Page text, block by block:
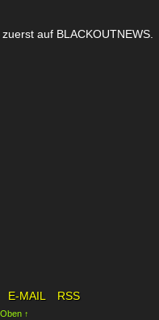
auf BLACKOUTNEWS.
E-MAIL RSS
↑